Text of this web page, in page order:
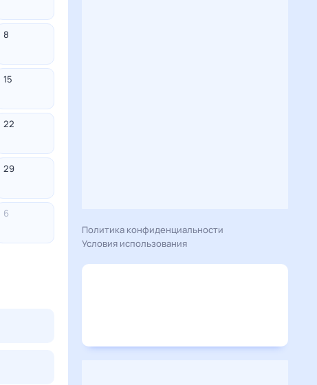
8
15
22
29
6
Политика конфиденциальности
Условия использования